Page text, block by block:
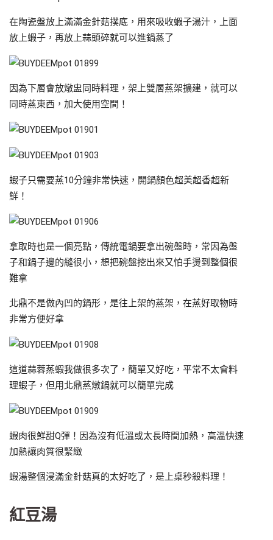
在陶瓷盤放上滿滿金針菇撲底，用來吸收蝦子湯汁，上面
放上蝦子，再放上蒜頭碎就可以進鍋蒸了
因為下層會放燉盅同時料理，架上雙層蒸架擴建，就可以
同時蒸東西，加大使用空間！
蝦子只需要蒸10分鐘非常快速，開鍋顏色超美超香超新
鮮！
拿取時也是一個亮點，傳統電鍋要拿出碗盤時，常因為盤
子和鍋子邊的縫很小，想把碗盤挖出來又怕手燙到整個很
難拿
北鼎不是做內凹的鍋形，是往上架的蒸架，在蒸好取物時
非常方便好拿
這道蒜蓉蒸蝦我做很多次了，簡單又好吃，平常不太會料
理蝦子，但用北鼎蒸燉鍋就可以簡單完成
蝦肉很鮮甜Q彈！因為沒有低溫或太長時間加熱，高溫快速
加熱讓肉質很緊緻
蝦湯整個浸滿金針菇真的太好吃了，是上桌秒殺料理！
紅豆湯